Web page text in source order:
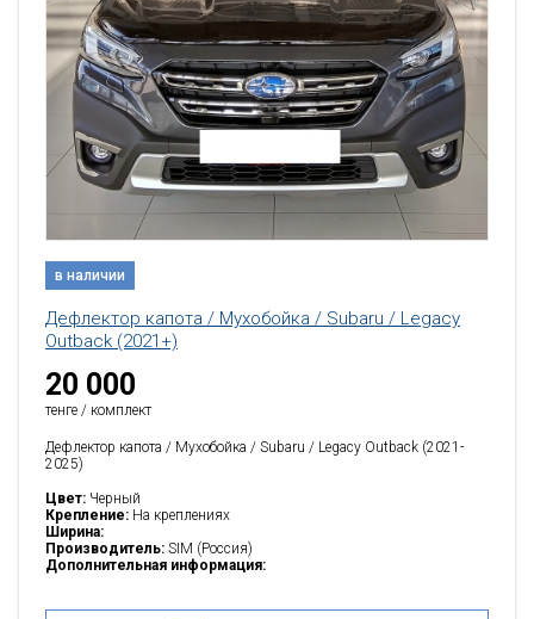
в наличии
Дефлектор капота / Мухобойка / Subaru / Legacy
Outback (2021+)
20 000
тенге / комплект
Дефлектор капота / Мухобойка / Subaru / Legacy Outback (2021-
2025)
Цвет: Черный
Крепление: На креплениях
Ширина:
Производитель: SIM (Россия)
Дополнительная информация: